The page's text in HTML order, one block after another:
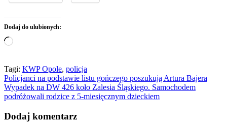
Dodaj do ulubionych:
Wczytywanie…
Tagi: KWP Opole, policja
Nawigacja
wpisu
Policjanci na podstawie listu gończego poszukują Artura Bajera
Wypadek na DW 426 koło Zalesia Śląskiego. Samochodem
podróżowali rodzice z 5-miesięcznym dzieckiem
Dodaj komentarz